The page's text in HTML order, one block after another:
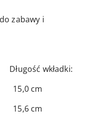
zabawy i
wkładki:
cm
cm